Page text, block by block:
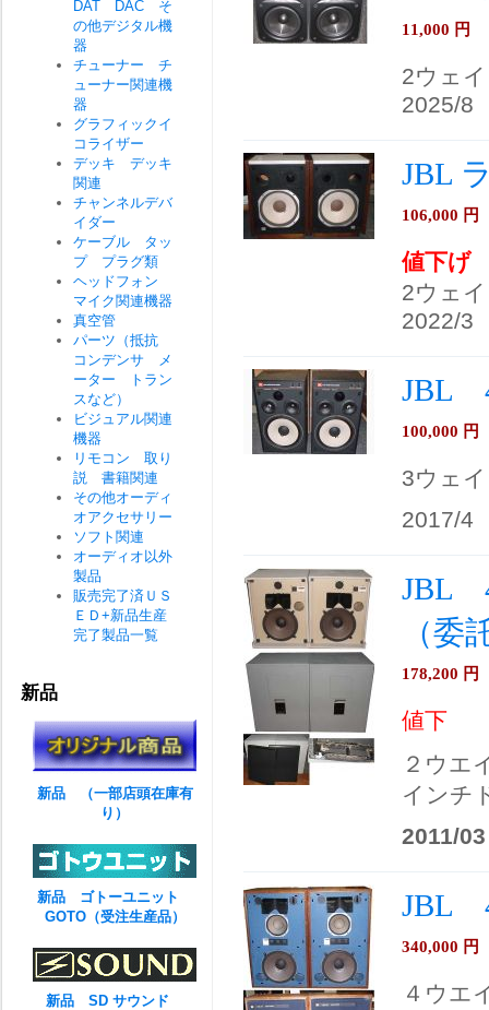
11,000 円
2ウェ
2025/8
JBL
106,000 円
値下げ
2ウェ
2022/3
JBL
100,000 円
3ウェ
2017/4
JBL
（委
178,200 円
値下
２ウエ
インチ
2011/03
JBL
340,000 円
４ウエ
DAT DAC そ
の他デジタル機
器
チューナー チ
ューナー関連機
器
グラフィックイ
コライザー
デッキ デッキ
関連
チャンネルデバ
イダー
ケーブル タッ
プ プラグ類
ヘッドフォン
マイク関連機器
真空管
パーツ（抵抗
コンデンサ メ
ーター トラン
スなど）
ビジュアル関連
機器
リモコン 取り
説 書籍関連
その他オーディ
オアクセサリー
ソフト関連
オーディオ以外
製品
販売完了済ＵＳ
ＥＤ+新品生産
完了製品一覧
新品
新品 （一部店頭在庫有
り）
新品 ゴトーユニット
GOTO（受注生産品）
新品 SD サウンド